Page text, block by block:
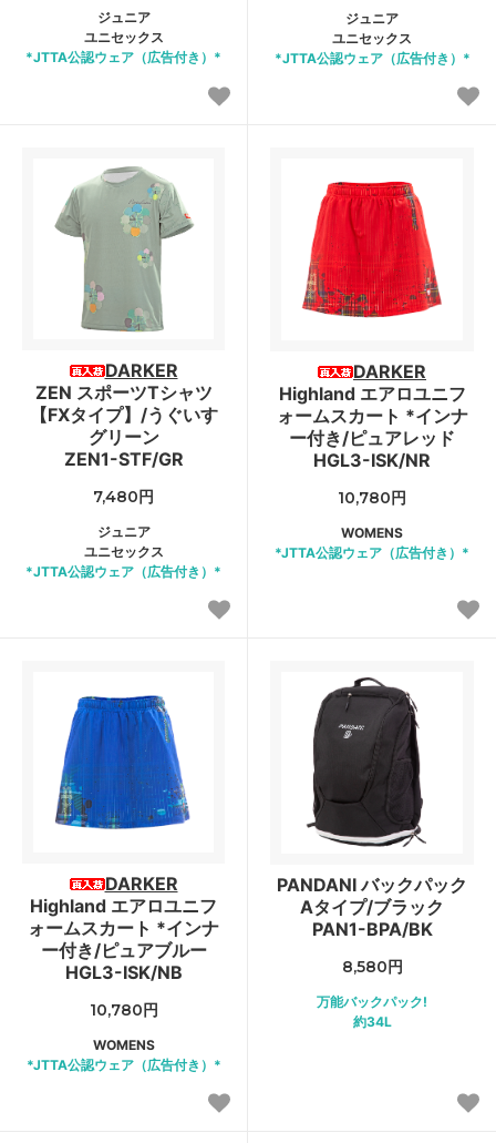
ジュニア
ユニセックス
*JTTA公認ウェア（広告付き）*
ジュニア
ユニセックス
*JTTA公認ウェア（広告付き）*
DARKER
ZEN スポーツTシャツ
【FXタイプ】/うぐいす
グリーン
ZEN1-STF/GR
7,480円
ジュニア
ユニセックス
*JTTA公認ウェア（広告付き）*
DARKER
Highland エアロユニフ
ォームスカート *インナ
ー付き/ピュアレッド
HGL3-ISK/NR
10,780円
WOMENS
*JTTA公認ウェア（広告付き）*
DARKER
Highland エアロユニフ
ォームスカート *インナ
ー付き/ピュアブルー
HGL3-ISK/NB
10,780円
WOMENS
*JTTA公認ウェア（広告付き）*
PANDANI バックパック
Aタイプ/ブラック
PAN1-BPA/BK
8,580円
万能バックパック!
約34L